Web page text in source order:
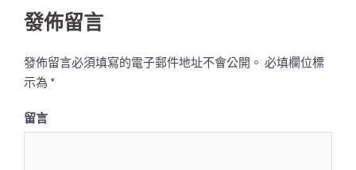
發佈留言
發佈留言必須填寫的電子郵件地址不會公開。 必填欄位標
示為 *
留言